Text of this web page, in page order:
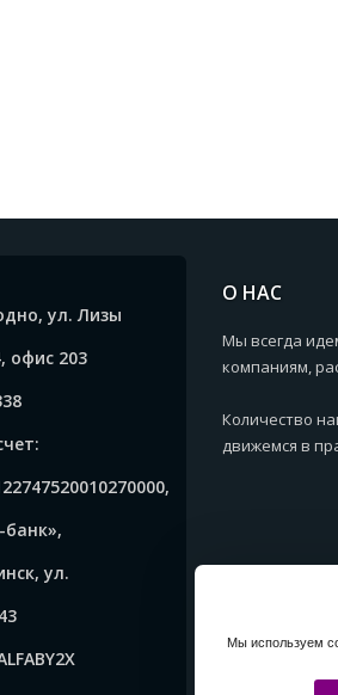
Мы используем
ул. Лизы
офис 203
ул.
О НАС
Мы всегда
компаниям,
Количество
движемся в